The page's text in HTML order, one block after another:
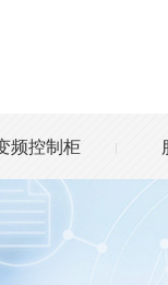
频控制柜